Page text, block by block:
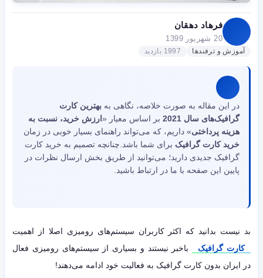
فرهاد دهقان
20 شهریور 1399
آموزش و ترفندها 1997 بازدید
در این مقاله به صورت خلاصه، نگاهی به بهترین کارت
گرافیک‌های سال 2021
بر اساس معیار « ارزش خرید، نسبت به
هزینه پرداختی» داریم، که می‌تواند راهنمای بسیار خوبی در زمان
خرید کارت گرافیک برای شما باشد.چنانچه تصمیم به خرید کارت
گرافیک جدیدی دارید؛ می‌توانید از طریق بخش ارسال نظرات در
پایین این صفحه با ما در ارتباط باشید.
بد نیست بدانید که اکثر کاربران سیستم‌های رومیزی اصلا از اهمیت
کارت گرافیک
باخبر نیستند و بسیاری از سیستم‌های رومیزی فعال
در ایران بدون کارت گرافیک به فعالیت خود ادامه می‌دهند!